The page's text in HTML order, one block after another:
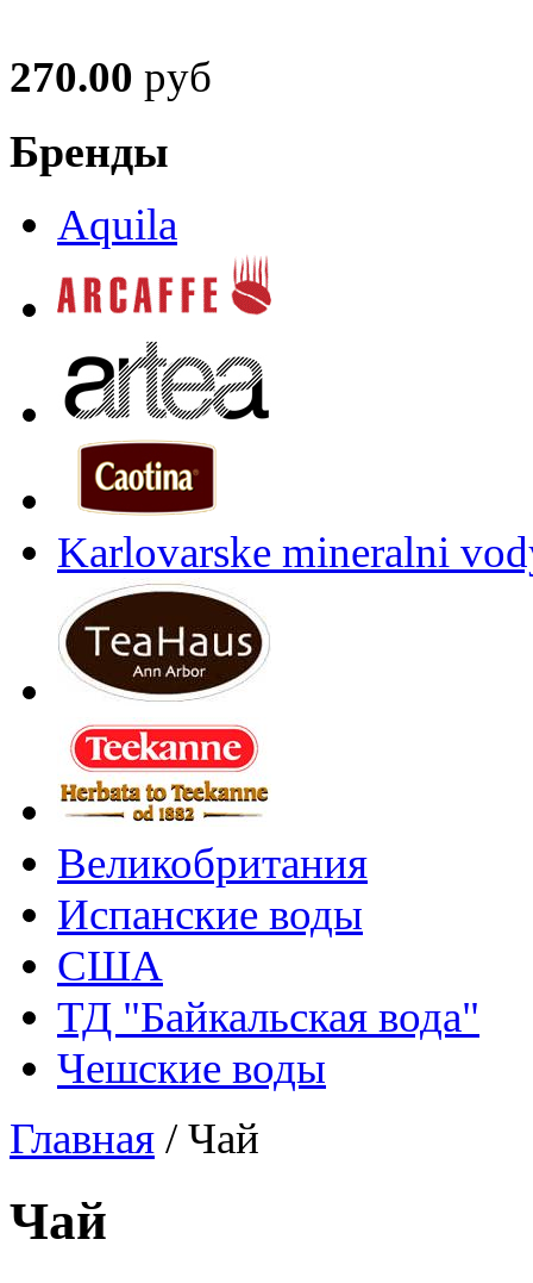
270.00 руб
Бренды
Aquila
Karlovarske mineralni
Великобритания
Испанские воды
США
ТД "Байкальская вода"
Чешские воды
Главная /Чай
Чай